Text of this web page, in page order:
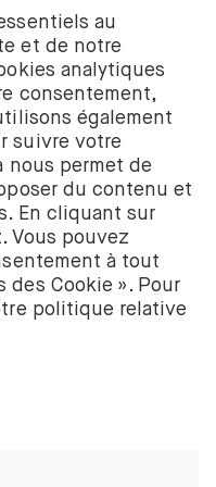
BUX pour les
BUX B.V. BUX B.V.
de commerce
le numéro
et réglementé par
financiers
– AFM).
d’investissement
doivent prendre leurs
conseils
des risques. La
augmenter ou
Inc. enregistrées